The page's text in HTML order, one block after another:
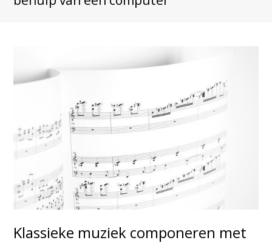
Klassieke muziek componeren met